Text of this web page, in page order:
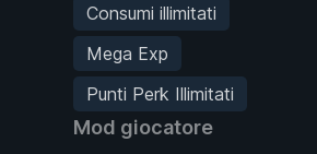
Consumi illimitati
Mega Exp
Punti Perk Illimitati
Mod giocatore